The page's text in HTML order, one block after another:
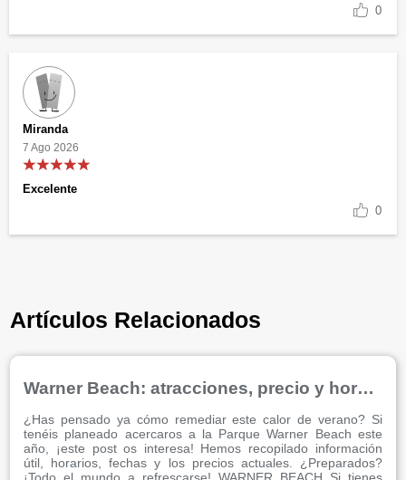
0
Miranda
7 Ago 2026
Excelente
0
Artículos Relacionados
Warner Beach: atracciones, precio y horarios
¿Has pensado ya cómo remediar este calor de verano? Si
tenéis planeado acercaros a la Parque Warner Beach este
año, ¡este post os interesa! Hemos recopilado información
útil, horarios, fechas y los precios actuales. ¿Preparados?